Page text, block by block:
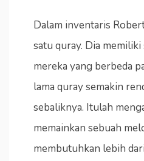
Dalam inventaris
satu quray. Dia
mereka yang berbeda
lama quray semakin
sebaliknya. Itulah
memainkan sebuah
membutuhkan lebih